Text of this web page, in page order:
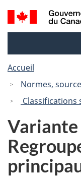
Recherche
et
Accueil
Normes,
Classifications
Variante